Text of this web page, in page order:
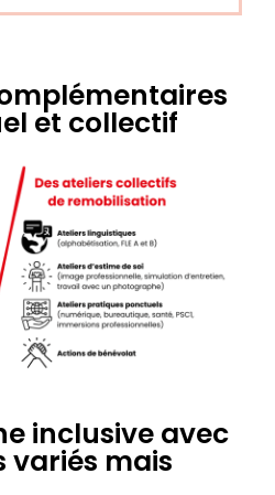
et collectif
inclusive avec
variés mais